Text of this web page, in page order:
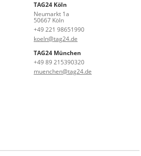
TAG24 Köln
Neumarkt 1a
50667 Köln
+49 221 98651990
koeln@tag24.de
TAG24 München
+49 89 215390320
muenchen@tag24.de